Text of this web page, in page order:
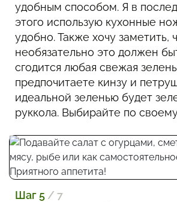
удобным способом. Я в
этого использую кухонные
удобно. Также хочу заметить,
необязательно это должен
сгодится любая свежая
предпочитаете кинзу и
идеальной зеленью будет
руккола. Выбирайте по
Шаг 5 / 7